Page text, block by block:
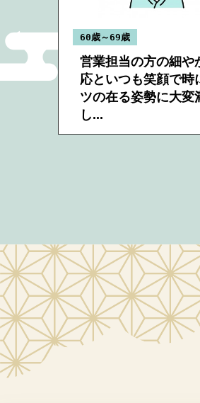
＜
間
く
60歳～69歳
営業担当の方の細や
応といつも笑顔で時
ツの在る姿勢に大変
し...